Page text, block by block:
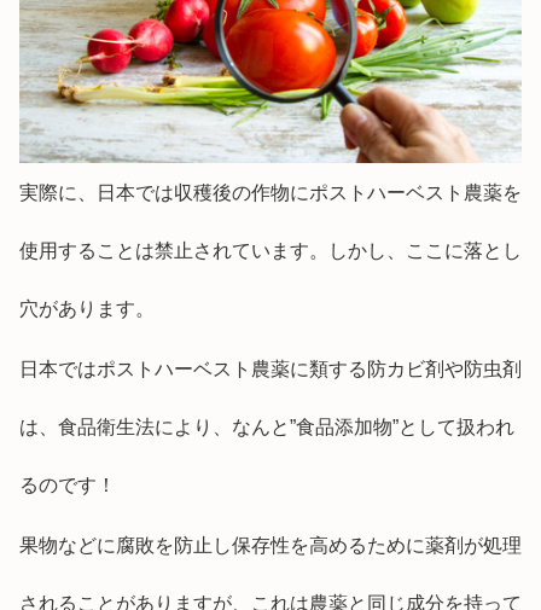
実際に、日本では収穫後の作物にポストハーベスト農薬を
使用することは禁止されています。しかし、ここに落とし
穴があります。
日本ではポストハーベスト農薬に類する防カビ剤や防虫剤
は、食品衛生法により、なんと”食品添加物”として扱われ
るのです！
果物などに腐敗を防止し保存性を高めるために薬剤が処理
されることがありますが、これは農薬と同じ成分を持って